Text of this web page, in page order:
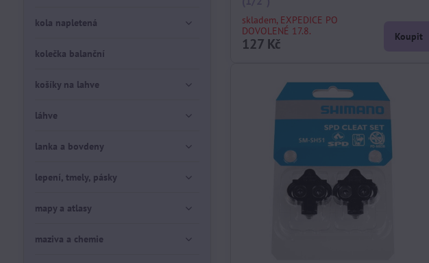
skladem, EXPEDICE PO
DOVOLENÉ 17.8.
127 Kč Koupit
kola napletená
kolečka balanční
košíky na lahve
láhve
lanka a bovdeny
lepení, tmely, pásky
mapy a atlasy
maziva a chemie